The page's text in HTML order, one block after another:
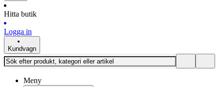
Hitta butik
Logga in
Kundvagn
Meny